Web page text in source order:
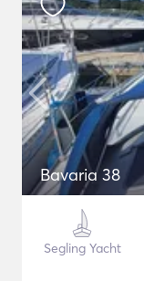
Bavaria 38
Segling Yacht